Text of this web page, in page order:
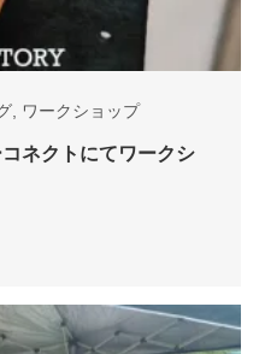
ワークショップ
ネクトにてワークシ